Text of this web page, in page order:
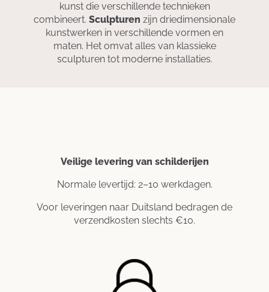
kunst die verschillende technieken
combineert. Sculpturen zijn driedimensionale
kunstwerken in verschillende vormen en
maten. Het omvat alles van klassieke
sculpturen tot moderne installaties.
Veilige levering van schilderijen
Normale levertijd: 2–10 werkdagen.
Voor leveringen naar Duitsland bedragen de
verzendkosten slechts €10.